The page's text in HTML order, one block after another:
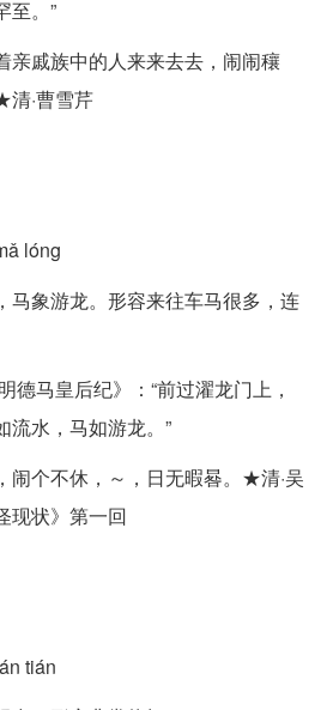
至。”
亲戚族中的人来来去去，闹闹穰
·曹雪芹
lóng
马象游龙。形容来往车马很多，连
德马皇后纪》：“前过濯龙门上，
流水，马如游龙。”
闹个不休，～，日无暇晷。★清·吴
现状》第一回
tián